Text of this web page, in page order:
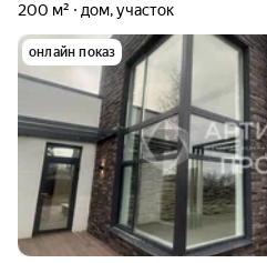
200 м² дом, участок
онлайн показ